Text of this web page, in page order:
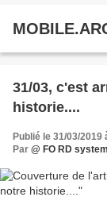
31/03, c'est
historie....
Publié le 31/03/2019
Par @ FO RD